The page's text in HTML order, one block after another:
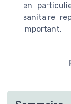
en
sanitaire
important.